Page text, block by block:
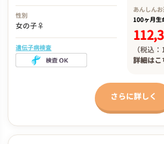
性別
女の子♀
遺伝子病検査
あんしん
100ヶ月生
（税込
詳細はこ
さらに詳しく